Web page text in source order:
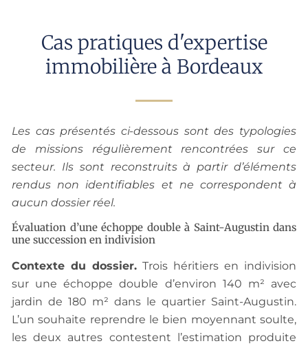
Cas pratiques d'expertise
immobilière à Bordeaux
Les cas présentés ci-dessous sont des typologies
de missions régulièrement rencontrées sur ce
secteur. Ils sont reconstruits à partir d’éléments
rendus non identifiables et ne correspondent à
aucun dossier réel.
Évaluation d’une échoppe double à Saint-Augustin dans
une succession en indivision
Contexte du dossier. Trois héritiers en indivision
sur une échoppe double d’environ 140 m² avec
jardin de 180 m² dans le quartier Saint-Augustin.
L’un souhaite reprendre le bien moyennant soulte,
les deux autres contestent l’estimation produite